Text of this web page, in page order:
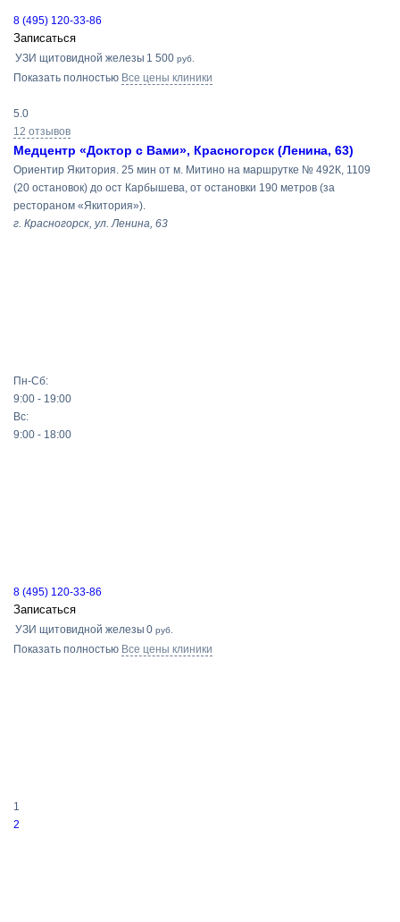
8 (495) 120-33-86
Записаться
УЗИ щитовидной железы 1 500 руб.
Показать полностью Все цены клиники
5.0
12 отзывов
Медцентр «Доктор с Вами», Красногорск (Ленина, 63)
Ориентир Якитория. 25 мин от м. Митино на маршрутке № 492К, 1109
(20 остановок) до ост Карбышева, от остановки 190 метров (за
рестораном «Якитория»).
г. Красногорск, ул. Ленина, 63
Пн-Сб:
9:00 - 19:00
Вс:
9:00 - 18:00
8 (495) 120-33-86
Записаться
УЗИ щитовидной железы 0 руб.
Показать полностью Все цены клиники
1
2